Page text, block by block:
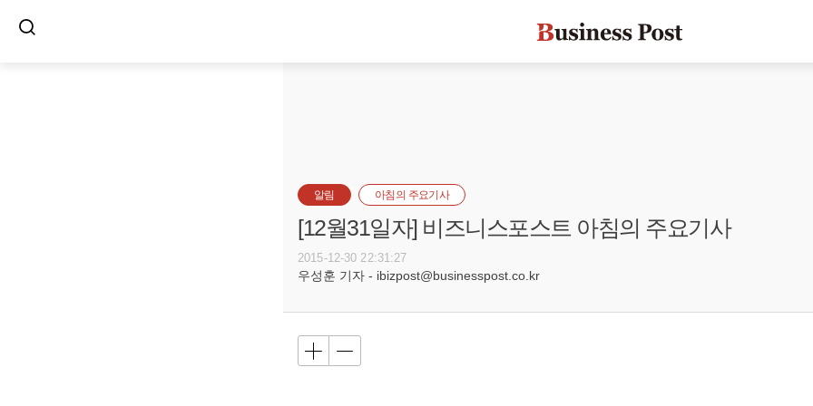
알림 아침의 주요기사
[12월31일자] 비즈니스포스트 아침의 주요기사
2015-12-30 22:31:27
우성훈 기자 - ibizpost@businesspost.co.kr